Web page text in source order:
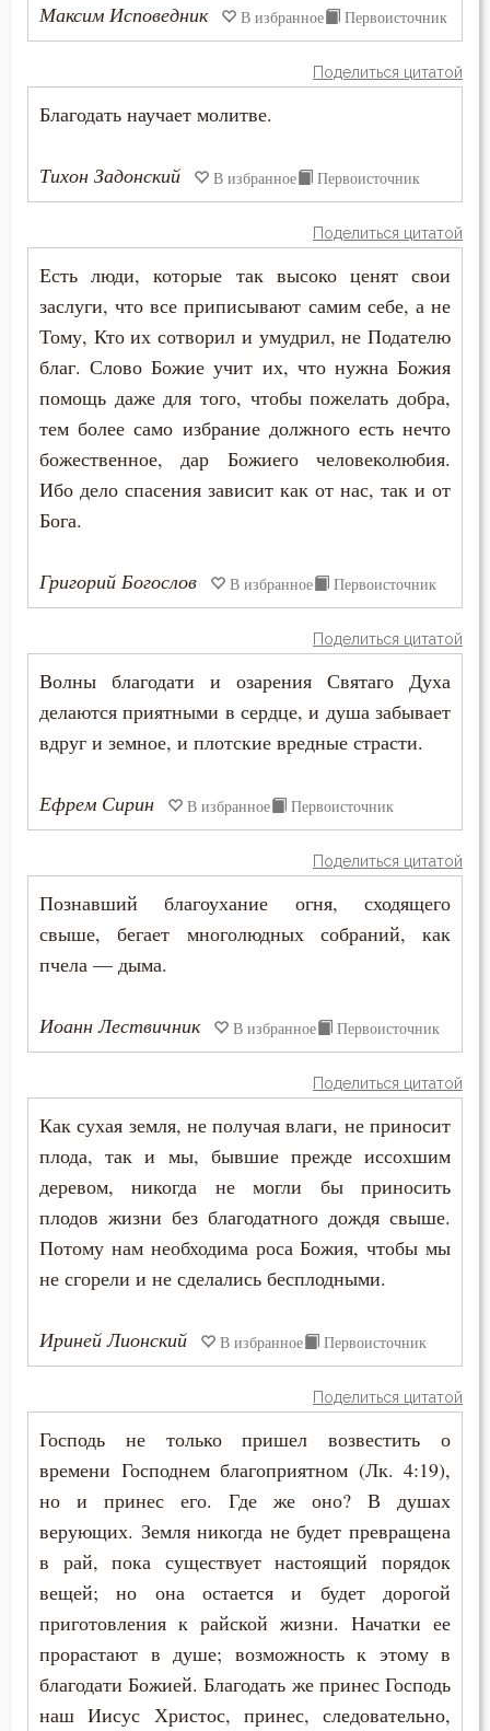
Сон
Состояние души после смерти
Сострадание
Сотворение мира
Спаситель
Сплетни
Спокойствие
Справедливость
Сребролюбие
Страх
Страх смерти
Стыд
Суета
Тело
Трезвение
Тщеславие
Уединение
Украшение
Умерший
Умиление
Максим Исповедник В избранное Первоисточник
Поделиться цитатой
Благодать научает молитве.
Тихон Задонский В избранное Первоисточник
Поделиться цитатой
Есть люди, которые так высоко ценят свои
заслуги, что все приписывают самим себе, а не
Тому, Кто их сотворил и умудрил, не Подателю
благ. Слово Божие учит их, что нужна Божия
помощь даже для того, чтобы пожелать добра,
тем более само избрание должного есть нечто
божественное, дар Божиего человеколюбия.
Ибо дело спасения зависит как от нас, так и от
Бога.
Григорий Богослов В избранное Первоисточник
Поделиться цитатой
Волны благодати и озарения Святаго Духа
делаются приятными в сердце, и душа забывает
вдруг и земное, и плотские вредные страсти.
Ефрем Сирин В избранное Первоисточник
Поделиться цитатой
Познавший благоухание огня, сходящего
свыше, бегает многолюдных собраний, как
пчела — дыма.
Иоанн Лествичник В избранное Первоисточник
Поделиться цитатой
Как сухая земля, не получая влаги, не приносит
плода, так и мы, бывшие прежде иссохшим
деревом, никогда не могли бы приносить
плодов жизни без благодатного дождя свыше.
Потому нам необходима роса Божия, чтобы мы
не сгорели и не сделались бесплодными.
Ириней Лионский В избранное Первоисточник
Поделиться цитатой
Господь не только пришел возвестить о
времени Господнем благоприятном (Лк. 4:19),
но и принес его. Где же оно? В душах
верующих. Земля никогда не будет превращена
в рай, пока существует настоящий порядок
вещей; но она остается и будет дорогой
приготовления к райской жизни. Начатки ее
прорастают в душе; возможность к этому в
благодати Божией. Благодать же принес Господь
наш Иисус Христос, принес, следовательно,